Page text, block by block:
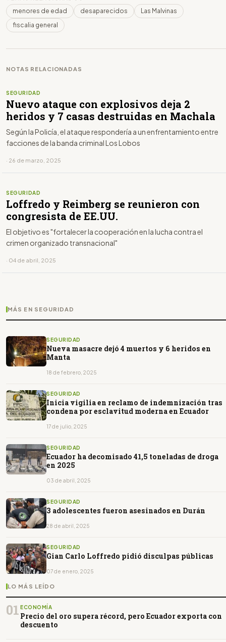
menores de edad desaparecidos
Las Malvinas
fiscalia general
NOTAS RELACIONADAS
SEGURIDAD
Nuevo ataque con explosivos deja 2
heridos y 7 casas destruidas en Machala
Según la Policía, el ataque respondería a un enfrentamiento entre
facciones de la banda criminal Los Lobos
· 26 de marzo, 2025
SEGURIDAD
Loffredo y Reimberg se reunieron con
congresista de EE.UU.
El objetivo es "fortalecer la cooperación en la lucha contra el
crimen organizado transnacional"
· 04 de abril, 2025
MÁS EN SEGURIDAD
SEGURIDAD
Nueva masacre dejó 4 muertos y 6 heridos en
Manta
18 de febrero, 2025
SEGURIDAD
Inicia vigilia en reclamo de indemnización tras
condena por esclavitud moderna en Ecuador
17 de julio, 2025
SEGURIDAD
Ecuador ha decomisado 41,5 toneladas de droga
en 2025
03 de abril, 2025
SEGURIDAD
3 adolescentes fueron asesinados en Durán
28 de abril, 2025
SEGURIDAD
Gian Carlo Loffredo pidió disculpas públicas
07 de enero, 2025
LO MÁS LEÍDO
01 ECONOMÍA
Precio del oro supera récord, pero Ecuador exporta con
descuento